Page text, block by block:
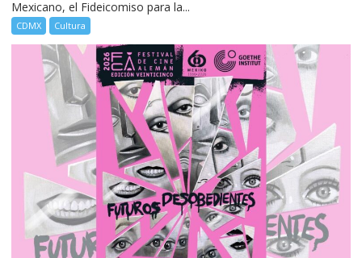
Mexicano, el Fideicomiso para la...
CDMX Cultura